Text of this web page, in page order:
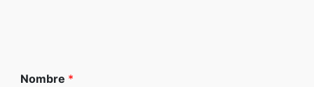
Nombre *